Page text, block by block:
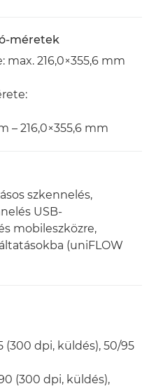
méretek
216,0×355,6 mm
– 216,0×355,6 mm
szkennelés,
USB-
mobileszközre,
(uniFLOW
(300 dpi, küldés), 50/95
(300 dpi, küldés),